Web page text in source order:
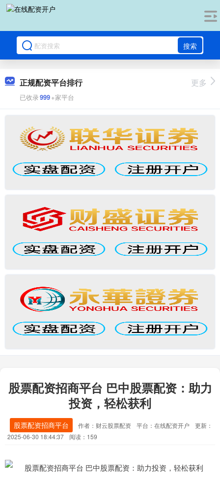
搜索
正规配资平台排行
已收录999+家平台
更多
股票配资招商平台 巴中股票配资：助力
投资，轻松获利
股票配资招商平台 作者：财云股票配资 平台：在线配资开户
更新：
2025-06-30 18:44:37
阅读：159